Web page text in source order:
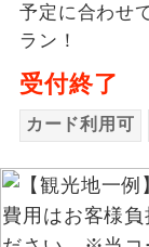
予定に合わせ
ラン！
受付終了
カード利用可
新コース
世界遺産
温泉
以下の注意
ますようお
お支払い
お支払いは
ります。
お申し込み
していただ